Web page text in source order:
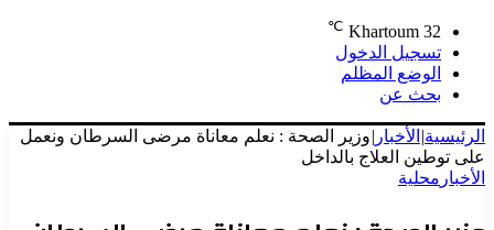
Khartoum 32
℃
تسجيل الدخول
الوضع المظلم
بحث عن
الرئيسية| الأخبار |وزير الصحة : نعلم معاناة مرضى السرطان ونعمل
على توطين العلاج بالداخل
الأخبار محلية